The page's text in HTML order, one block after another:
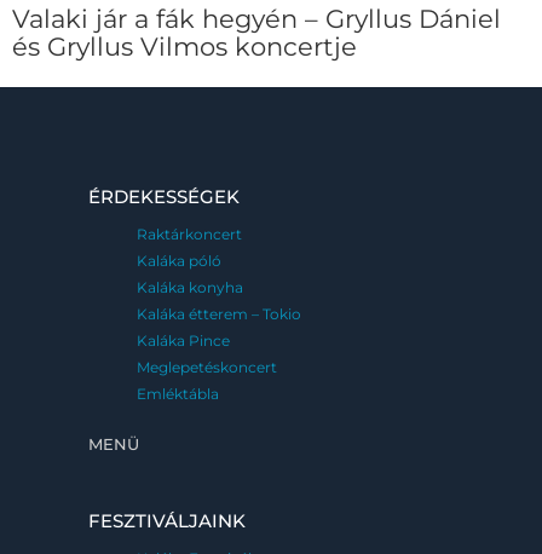
Valaki jár a fák hegyén – Gryllus Dániel
és Gryllus Vilmos koncertje
ÉRDEKESSÉGEK
Raktárkoncert
Kaláka póló
Kaláka konyha
Kaláka étterem – Tokio
Kaláka Pince
Meglepetéskoncert
Emléktábla
MENÜ
FESZTIVÁLJAINK